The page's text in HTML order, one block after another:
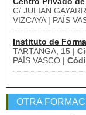
C/ JULIAN
VIZCAYA | PAÍS
Instituto de
TARTANGA, 15 |
PAÍS VASCO |
OTRA